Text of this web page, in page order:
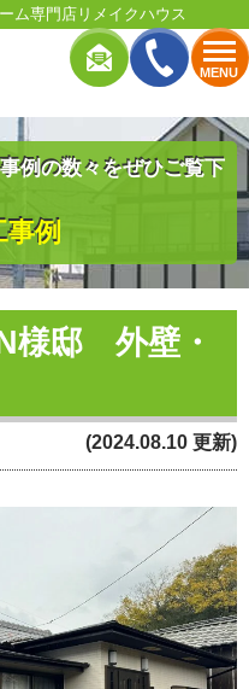
MENU
ム専門店リメイクハウス
例の数々をぜひご覧下
例
様邸 外壁・
(2024.08.10 更新)